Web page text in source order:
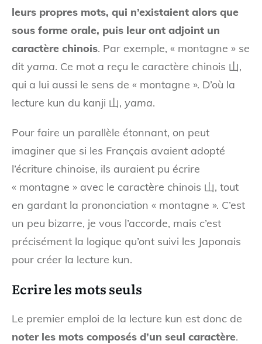
leurs propres mots, qui n’existaient alors que
sous forme orale, puis leur ont adjoint un
caractère chinois. Par exemple, « montagne » se
dit yama. Ce mot a reçu le caractère chinois 山,
qui a lui aussi le sens de « montagne ». D’où la
lecture kun du kanji 山, yama.
Pour faire un parallèle étonnant, on peut
imaginer que si les Français avaient adopté
l’écriture chinoise, ils auraient pu écrire
« montagne » avec le caractère chinois 山, tout
en gardant la prononciation « montagne ». C’est
un peu bizarre, je vous l’accorde, mais c’est
précisément la logique qu’ont suivi les Japonais
pour créer la lecture kun.
Ecrire les mots seuls
Le premier emploi de la lecture kun est donc de
noter les mots composés d’un seul caractère.